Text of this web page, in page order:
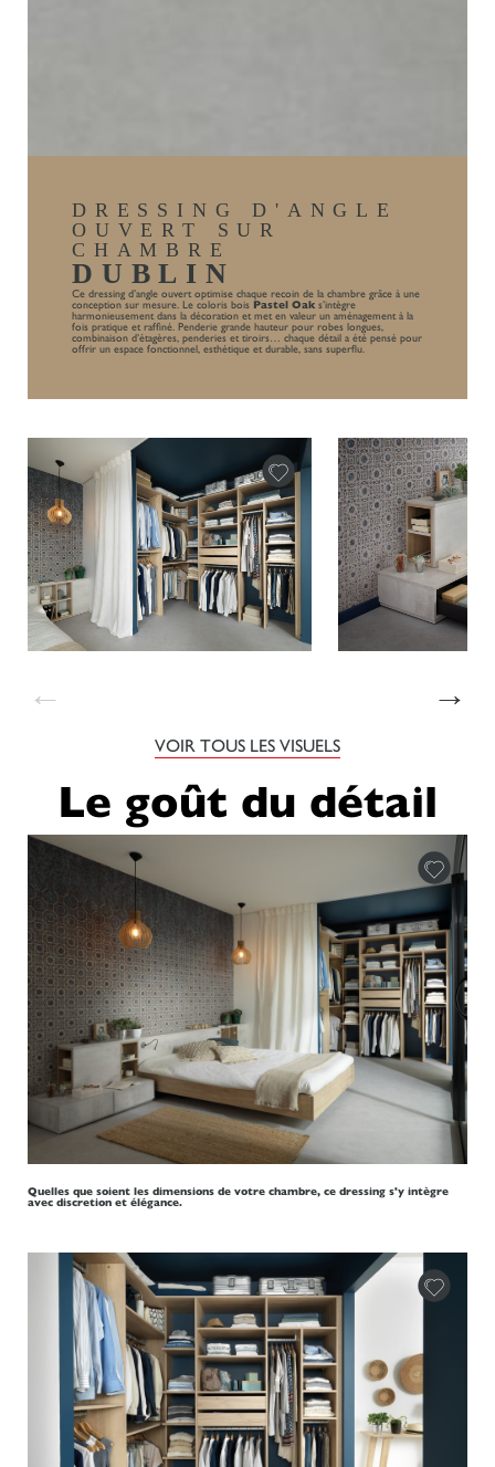
DRESSING D'ANGLE
OUVERT SUR
CHAMBRE
DUBLIN
Ce dressing d’angle ouvert optimise chaque recoin de la chambre grâce à une
conception sur mesure. Le coloris bois Pastel Oak s’intègre
harmonieusement dans la décoration et met en valeur un aménagement à la
fois pratique et raffiné. Penderie grande hauteur pour robes longues,
combinaison d’étagères, penderies et tiroirs… chaque détail a été pensé pour
offrir un espace fonctionnel, esthétique et durable, sans superflu.
← →
VOIR TOUS LES VISUELS
Le goût du détail
Quelles que soient les dimensions de votre chambre, ce dressing s'y intègre
avec discretion et élégance.